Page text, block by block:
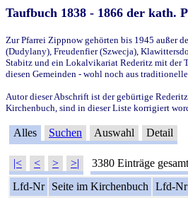
Taufbuch 1838 - 1866 der kath.
Zur Pfarrei Zippnow gehörten bis 1945 außer
(Dudylany), Freudenfier (Szwecja),
Stabitz und ein Lokalvikariat Rederitz mit der
diesen Gemeinden - wohl noch aus
Autor dieser Abschrift ist der gebürtige
Kirchenbuch, sind in dieser Liste korrigiert
Alles Suchen Auswahl Detail
|< < > >| 3380 Einträge
Lfd-Nr
Seite im Kirchenbuch Lfd-Nr